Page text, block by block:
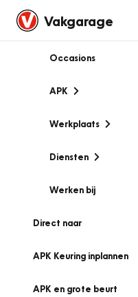
Vakgarage
Occasions
APK
Werkplaats
Diensten
Werken bij
Direct naar
APK Keuring inplannen
APK en grote beurt